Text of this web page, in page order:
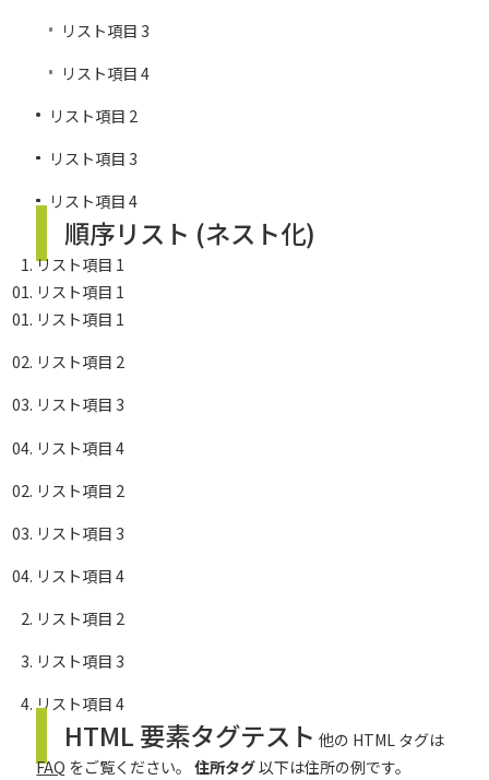
リスト項目 3
リスト項目 4
リスト項目 2
リスト項目 3
リスト項目 4
順序リスト (ネスト化)
リスト項目 1
リスト項目 1
リスト項目 1
リスト項目 2
リスト項目 3
リスト項目 4
リスト項目 2
リスト項目 3
リスト項目 4
リスト項目 2
リスト項目 3
リスト項目 4
HTML 要素タグテスト 他の HTML タグは
FAQ をご覧ください。 住所タグ以下は住所の例です。